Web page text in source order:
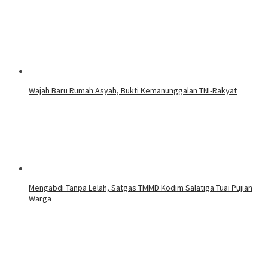
Wajah Baru Rumah Asyah, Bukti Kemanunggalan TNI-Rakyat
Mengabdi Tanpa Lelah, Satgas TMMD Kodim Salatiga Tuai Pujian
Warga